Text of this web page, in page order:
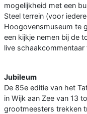
mogelijkheid met een
Steel terrein (voor
Hoogovensmuseum te
een kijkje nemen bij de
live schaakcommentaar
Jubileum
De 85e editie van het
in Wijk aan Zee van 13
grootmeesters trekken